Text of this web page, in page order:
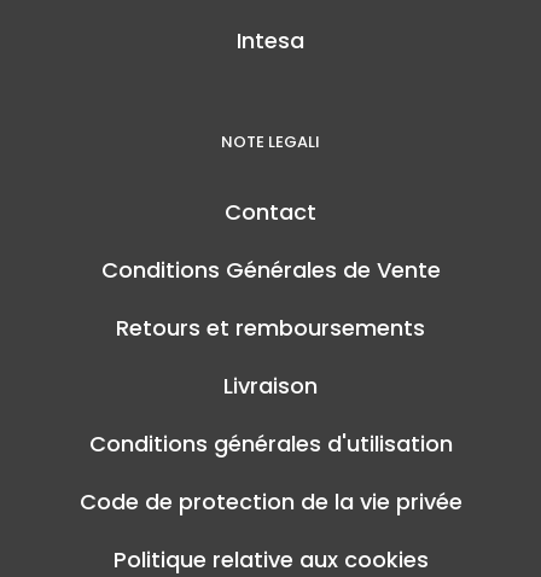
Intesa
NOTE LEGALI
Contact
Conditions Générales de Vente
Retours et remboursements
Livraison
Conditions générales d'utilisation
Code de protection de la vie privée
Politique relative aux cookies